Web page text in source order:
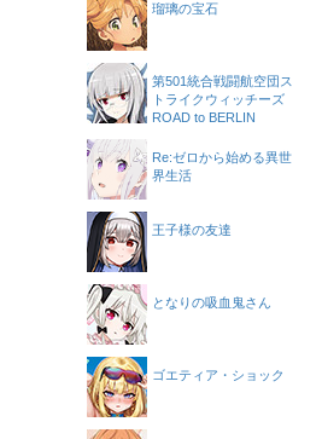
瑠璃の宝石
第501統合戦闘航空団ス
トライクウィッチーズ
ROAD to BERLIN
Re:ゼロから始める異世
界生活
王子様の友達
となりの吸血鬼さん
ゴエティア・ショック